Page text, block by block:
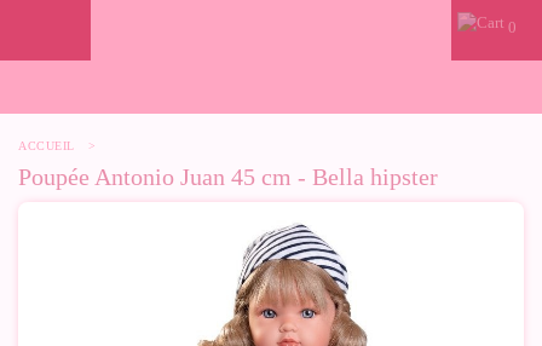
0
ACCUEIL >
Poupée Antonio Juan 45 cm - Bella hipster